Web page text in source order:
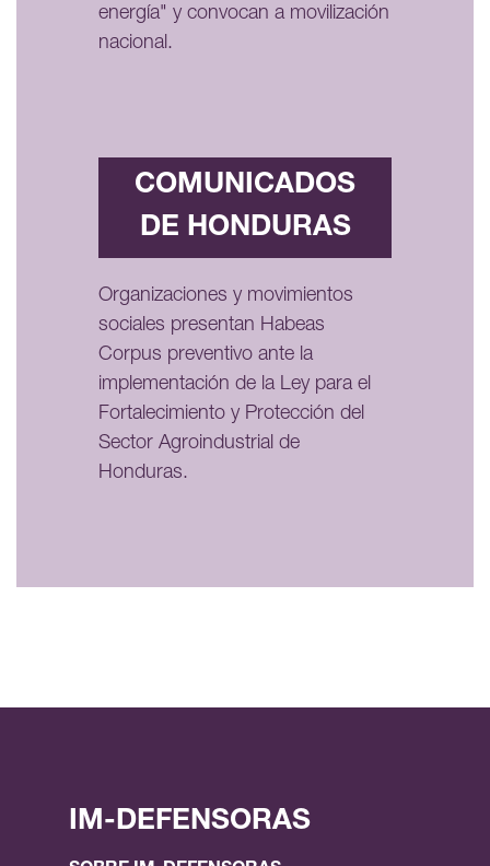
energía" y convocan a movilización
nacional.
COMUNICADOS
DE HONDURAS
Organizaciones y movimientos
sociales presentan Habeas
Corpus preventivo ante la
implementación de la Ley para el
Fortalecimiento y Protección del
Sector Agroindustrial de
Honduras.
IM-DEFENSORAS